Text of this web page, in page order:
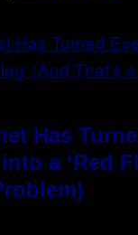
Has
a ‘Red